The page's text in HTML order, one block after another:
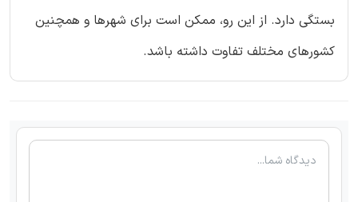
بستگی دارد. از این رو، ممکن است برای شهرها و همچنین
کشورهای مختلف تفاوت داشته باشد.